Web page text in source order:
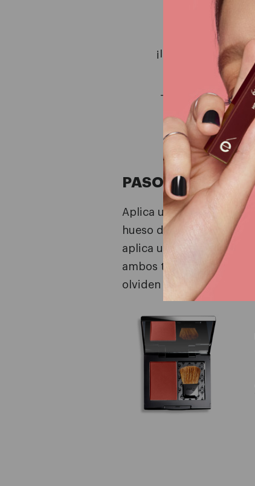
¡Infaltable esta
Todas queremos
de
PASO 1: ¡RUBOR
Aplica un tono cálido en
hueso del pómulo hacia
aplica un rosa intenso,
ambos tonos.
olviden de mezclar)